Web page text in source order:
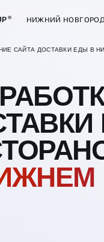
НИЖНИЙ НОВГОРОД
САЙТА ДОСТАВКИ ЕДЫ В